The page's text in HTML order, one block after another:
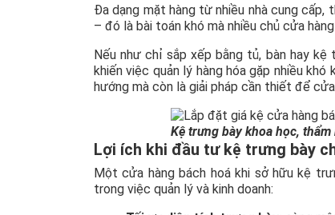
Đa dạng mặt hàng từ nhiều nhà cung cấp,
– đó là bài toán khó mà nhiều chủ cửa
Nếu như chỉ sắp xếp bằng tủ, bàn hay
khiến việc quản lý hàng hóa gặp nhiều
hướng mà còn là giải pháp cần thiết để
Kệ trưng bày khoa học, thẩm
Lợi ích khi đầu tư kệ trưng bày
Một cửa hàng bách hoá khi sở hữu kệ
trong việc quản lý và kinh doanh: